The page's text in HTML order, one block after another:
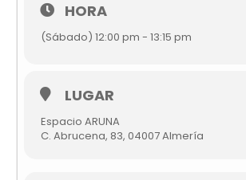
HORA
(Sábado) 12:00 pm - 13:15 pm
LUGAR
Espacio ARUNA
C. Abrucena, 83, 04007 Almería